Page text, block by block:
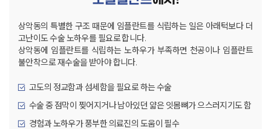
상악동의 특별한 구조 때문에 임플란트를 식립하는 일은 아래턱보다 더
고난이도 수술 노하우를 필요로 합니다.
상악동에 임플란트를 식립하는 노하우가 부족하면 천공이나 임플란트
불안착으로 재수술을 받아야 합니다.
고도의 정교함과 섬세함을 필요로 하는 수술
수술 중 점막이 찢어지거나 남아있던 얇은 잇몸뼈가 으스러지기도 함
경험과 노하우가 풍부한 의료진의 도움이 필수